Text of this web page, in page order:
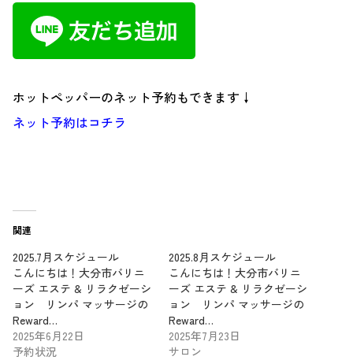
ホットペッパーのネット予約もできます↓
ネット予約はコチラ
関連
2025.7月スケジュール
こんにちは！大分市バリニ
ーズ エステ & リラクゼーシ
ョン リンパ マッサージの
Reward…
2025年6月22日
予約状況
2025.8月スケジュール
こんにちは！大分市バリニ
ーズ エステ & リラクゼーシ
ョン リンパ マッサージの
Reward…
2025年7月23日
サロン